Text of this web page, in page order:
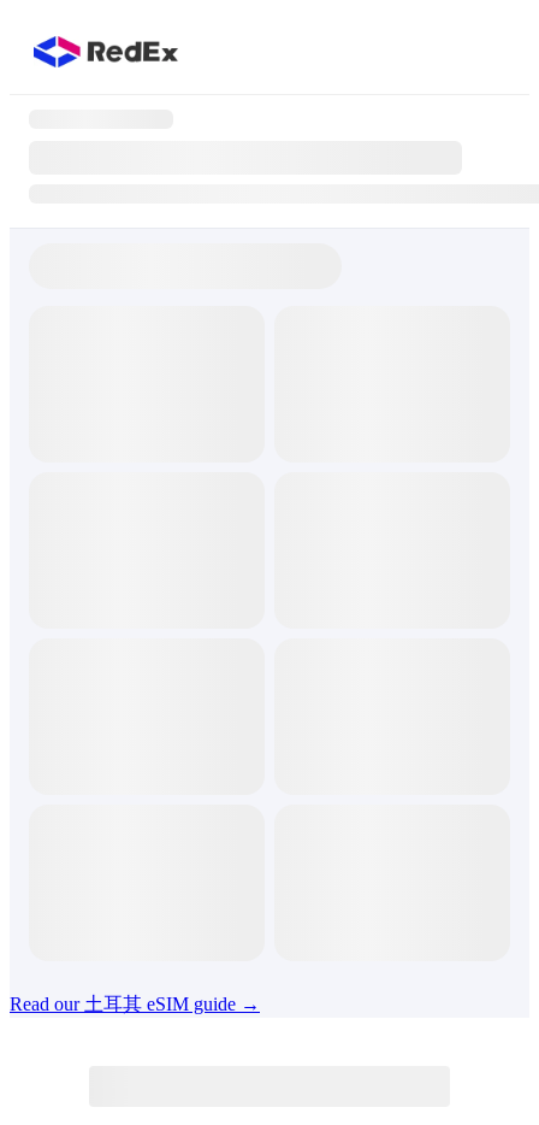
Read our 土耳其 eSIM guide →